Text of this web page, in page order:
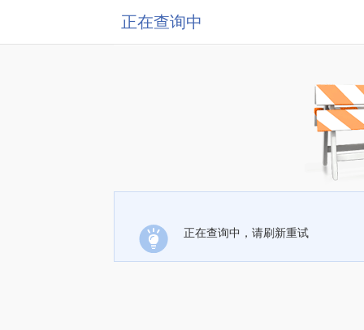
正在查询中
正在查询中，请刷新重试